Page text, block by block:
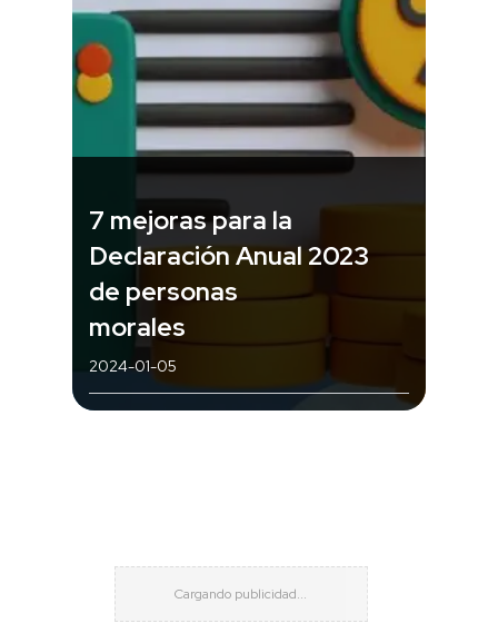
7 mejoras para la
Declaración Anual 2023
de personas
morales
2024-01-05